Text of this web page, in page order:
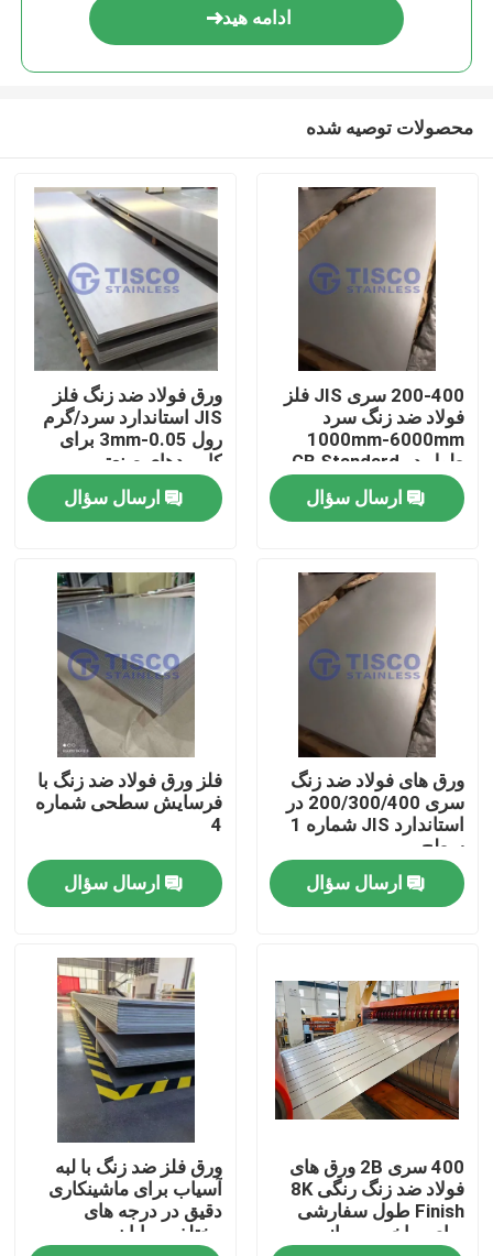
محصولات
فیلم های
درباره ما
تور کارخانه
با ما تماس بگیرید
درخواست نقل قول
کویل ورق فولادی ضد زنگ
ورق فولادی ضد زنگ
ادامه هید
محصولات توصیه شده
200-400 سری JIS فلز
فولاد ضد زنگ سرد
1000mm-6000mm
طول در GB Standard
Mill Edge
ارسال سؤال
ورق فولاد ضد زنگ فلز
JIS استاندارد سرد/گرم
رول 0.05-3mm برای
کاربردهای صنعتی
ارسال سؤال
ورق های فولاد ضد زنگ
سری 200/300/400 در
استاندارد JIS شماره 1
سطح
ارسال سؤال
فلز ورق فولاد ضد زنگ با
فرسایش سطحی شماره
4
ارسال سؤال
400 سری 2B ورق های
فولاد ضد زنگ رنگی 8K
Finish طول سفارشی
برای ساخت و ساز و
ورق فلز ضد زنگ با لبه
آسیاب برای ماشینکاری
دقیق در درجه های
مختلف و پایان